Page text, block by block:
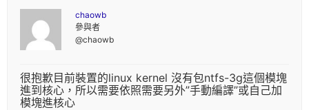
chaowb
參與者
@chaowb
很抱歉目前裝置的linux kernel 沒有包ntfs-3g這個模塊
進到核心，所以需要依照需要另外”手動編譯”或自己加
模塊進核心